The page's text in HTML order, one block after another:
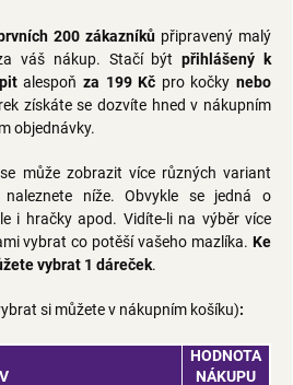
200 zákazníků připravený malý
váš nákup. Stačí býtpřihlášený k
alespoňza 199 Kč pro kočkynebo
získáte se dozvíte hned v nákupním
objednávky.
může zobrazit více různých variant
níže. Obvykle se jedná o
i hračky apod. Vidíte-li na výběr více
vybrat co potěší vašeho mazlíka. Ke
vybrat 1 dáreček.
si můžete v nákupním košíku):
HODNOTA
NÁKUPU